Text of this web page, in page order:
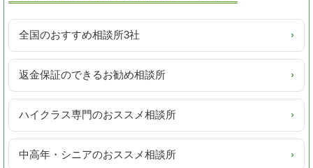
全国のおすすめ相談所3社 ›
返金保証のできるお勧め相談所 ›
ハイクラス専門のおススメ相談所 ›
中高年・シニアのおススメ相談所 ›